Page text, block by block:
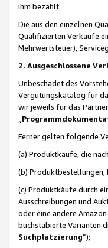
ihm bezahlt.
Die aus den einzelnen
Qualifizierten Verkäufe
Mehrwertsteuer),
2. Ausgeschlossene
Unbeschadet des
Vergütungskatalog für
wir jeweils für das
Ferner gelten folgende
(a) Produktkäufe, die
(b) Produktbestellungen,
(c) Produktkäufe durch
Ausschreibungen und
oder eine andere
buchstabierte Varianten
Suchplatzierung”);